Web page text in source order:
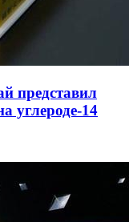
представил
углероде-14